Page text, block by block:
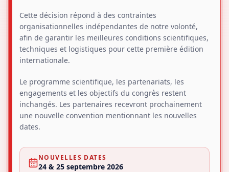
Cette décision répond à des contraintes
organisationnelles indépendantes de notre volonté,
afin de garantir les meilleures conditions scientifiques,
techniques et logistiques pour cette première édition
internationale.
Le programme scientifique, les partenariats, les
engagements et les objectifs du congrès restent
inchangés. Les partenaires recevront prochainement
une nouvelle convention mentionnant les nouvelles
dates.
NOUVELLES DATES
24 & 25 septembre 2026